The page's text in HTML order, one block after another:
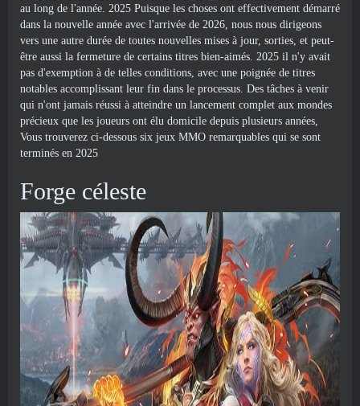
au long de l'année. 2025 Puisque les choses ont effectivement démarré
dans la nouvelle année avec l'arrivée de 2026, nous nous dirigeons
vers une autre durée de toutes nouvelles mises à jour, sorties, et peut-
être aussi la fermeture de certains titres bien-aimés. 2025 il n'y avait
pas d'exemption à de telles conditions, avec une poignée de titres
notables accomplissant leur fin dans le processus. Des tâches à venir
qui n'ont jamais réussi à atteindre un lancement complet aux mondes
précieux que les joueurs ont élu domicile depuis plusieurs années,
Vous trouverez ci-dessous six jeux MMO remarquables qui se sont
terminés en 2025
Forge céleste